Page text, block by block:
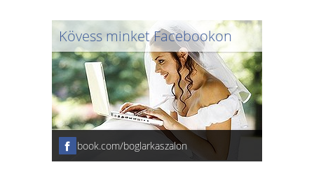
Kövess minket Facebookon
facebook.com/boglarkaszalon